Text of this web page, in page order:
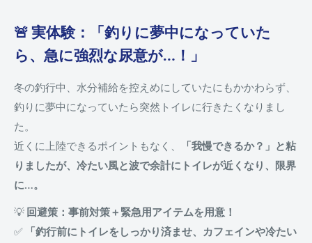
🚨 実体験：「釣りに夢中になっていた
ら、急に強烈な尿意が…！」
冬の釣行中、水分補給を控えめにしていたにもかかわらず、
釣りに夢中になっていたら突然トイレに行きたくなりまし
た。
近くに上陸できるポイントもなく、
「我慢できるか？」と粘
りましたが、冷たい風と波で余計にトイレが近くなり、限界
に…。
💡 回避策：事前対策＋緊急用アイテムを用意！
✅
「釣行前にトイレをしっかり済ませ、カフェインや冷たい